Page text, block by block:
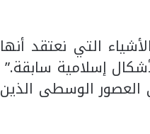
التي نعتقد أنها
إسلامية سابقة.”
العصور الوسطى الذين